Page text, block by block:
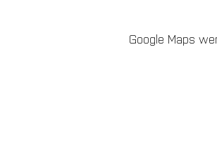
Google Maps